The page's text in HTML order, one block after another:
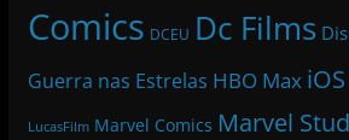
Comics DCEU Dc Films
Guerra nas Estrelas HBO Max iOS
LucasFilm Marvel Comics Marvel